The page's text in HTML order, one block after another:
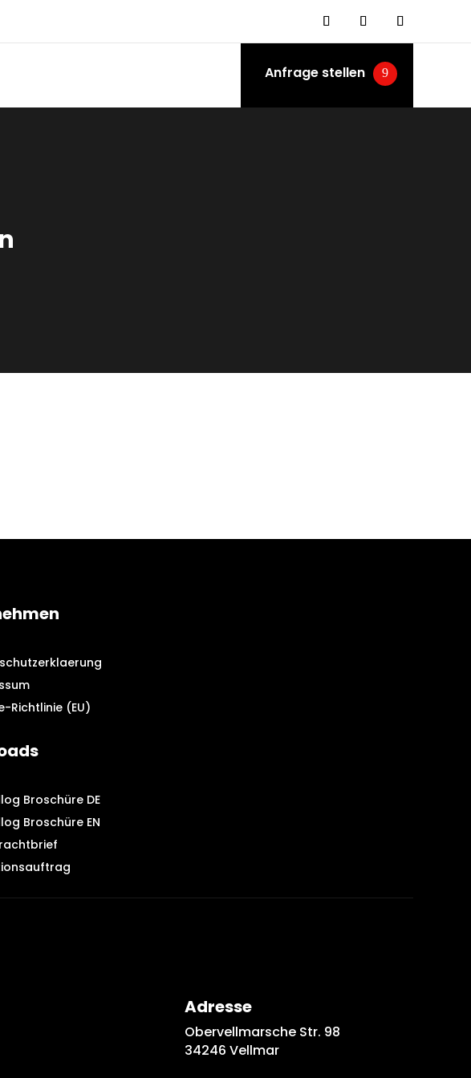
Anfrage stellen
Richtlinie (EU)
Broschüre DE
Broschüre EN
Adresse
Obervellmarsche Str. 98
34246 Vellmar